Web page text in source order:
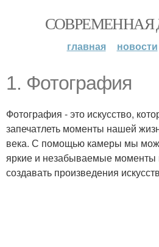
главная новости
1. Фотография
Фотография - это искусство,
запечатлеть моменты нашей
века. С помощью камеры мы
яркие и незабываемые моменты
создавать произведения